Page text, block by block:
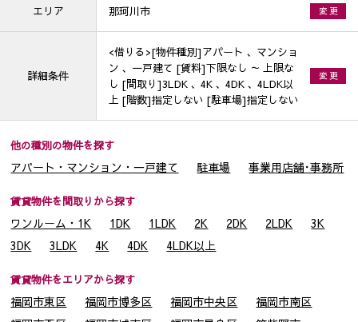
エリア 那珂川市 変 更
詳細条件
<借りる>[物件種別]アパート 、マンショ
ン 、一戸建て [賃料]下限なし ～ 上限な
し [間取り]3LDK 、4K 、4DK 、4LDK以
上 [階数]指定しない [駐車場]指定しない
変 更
他の種別の物件を探す
アパート・マンション・一戸建て 駐車場 事業用店舗･事務所
賃貸物件を間取りから探す
ワンルーム・1K 1DK 1LDK 2K 2DK 2LDK
3K
3DK
3LDK 4K 4DK 4LDK以上
賃貸物件をエリアから探す
福岡市東区 福岡市博多区 福岡市中央区
福岡市南区